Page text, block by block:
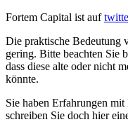
Fortem Capital ist auf
Die praktische Bedeutung
gering. Bitte beachten Sie
dass diese alte oder nicht
könnte.
Sie haben Erfahrungen
schreiben Sie doch hier